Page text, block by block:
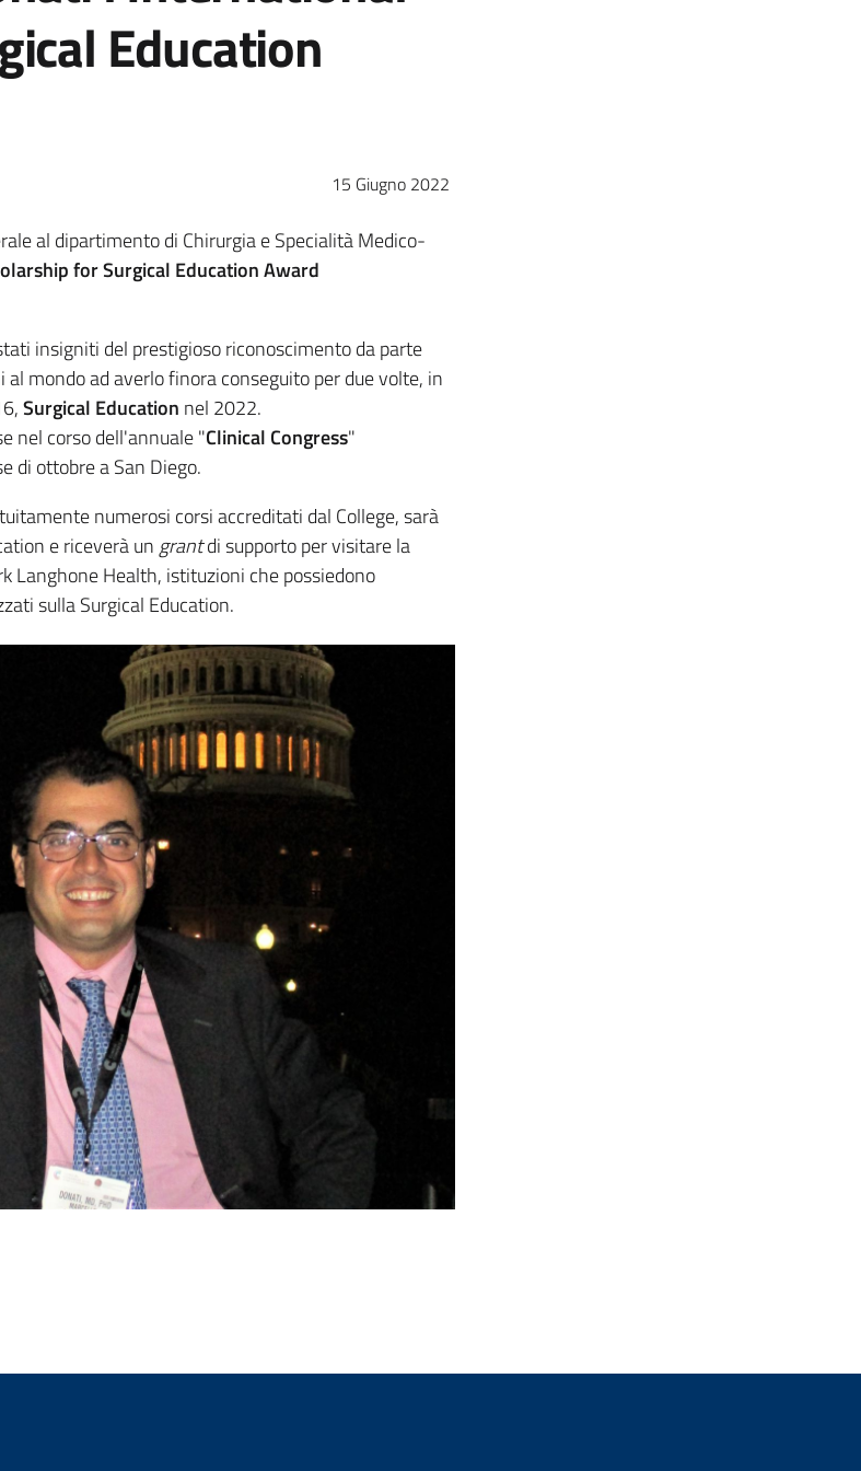
Education
15 Giugno 2022
al dipartimento di Chirurgia e Specialità Medico-
for Surgical Education Award
insigniti del prestigioso riconoscimento da parte
mondo ad averlo finora conseguito per due volte, in
Surgical Education nel 2022.
nel corso dell'annuale "Clinical Congress"
di ottobre a San Diego.
numerosi corsi accreditati dal College, sarà
e riceverà un grantdi supporto per visitare la
Langhone Health, istituzioni che possiedono
sulla Surgical Education.